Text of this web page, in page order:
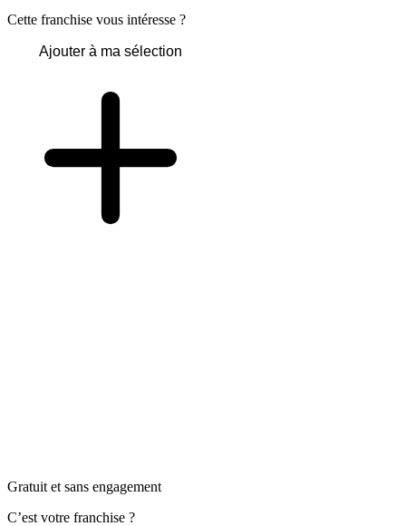
Cette franchise vous intéresse ?
Ajouter à ma sélection
Gratuit et sans engagement
C’est votre franchise ?